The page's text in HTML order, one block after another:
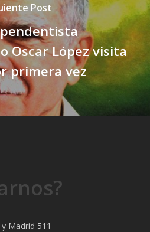
Post
Oscar López visita
primera vez
Madrid 511